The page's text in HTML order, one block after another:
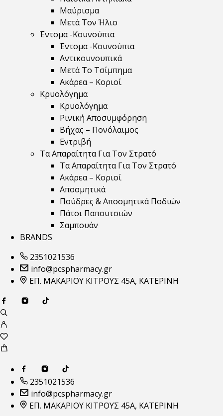
Μαύρισμα
Mετά Τον Ήλιο
Έντομα -Κουνούπια
Έντομα -Κουνούπια
Αντικουνουπικά
Μετά Το Τσίμπημα
Ακάρεα – Κοριοί
Κρυολόγημα
Κρυολόγημα
Ρινική Αποσυμφόρηση
Βήχας – Πονόλαιμος
Εντριβή
Τα Απαραίτητα Για Τον Στρατό
Τα Απαραίτητα Για Τον Στρατό
Ακάρεα – Κοριοί
Αποσμητικά
Πούδρες & Αποσμητικά Ποδιών
Πάτοι Παπουτσιών
Σαμπουάν
BRANDS
2351021536
info@pcspharmacy.gr
ΕΠ. ΜΑΚΑΡΙΟΥ ΚΙΤΡΟΥΣ 45Α, ΚΑΤΕΡΙΝΗ
2351021536
info@pcspharmacy.gr
ΕΠ. ΜΑΚΑΡΙΟΥ ΚΙΤΡΟΥΣ 45Α, ΚΑΤΕΡΙΝΗ